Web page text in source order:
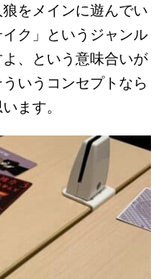
をメインに遊んでい
ク」というジャンル
、という意味合いが
いうコンセプトなら
ます。